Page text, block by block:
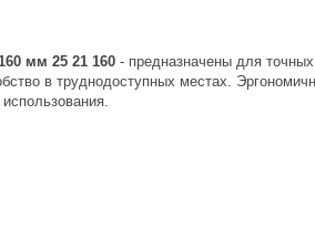
мм 25 21 160 - предназначены для
в труднодоступных местах.